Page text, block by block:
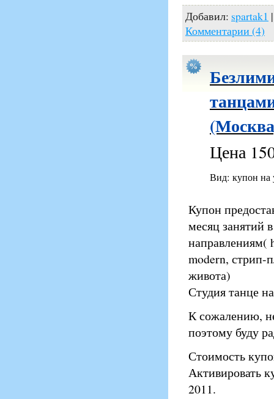
Добавил: spartak1
Комментарии (4)
Цена
Вид: купон
Купон
месяц занятий
направлениям(
modern, стрип-
живота)
Студия танце
К сожалению,
поэтому буду
Стоимость
Активировать
2011.